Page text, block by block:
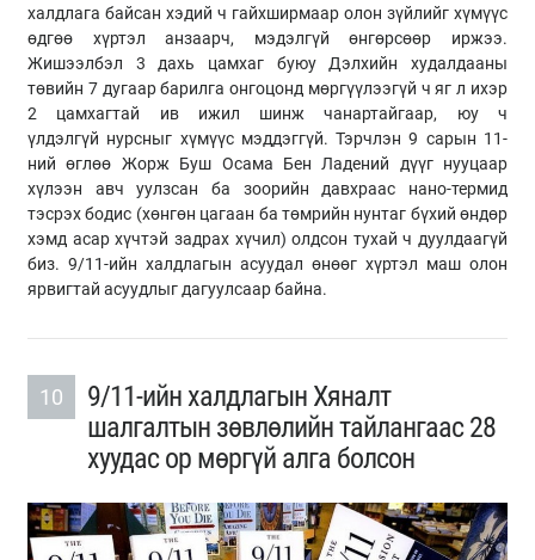
халдлага байсан хэдий ч гайхширмаар олон зүйлийг хүмүүс
өдгөө хүртэл анзаарч, мэдэлгүй өнгөрсөөр иржээ.
Жишээлбэл 3 дахь цамхаг буюу Дэлхийн худалдааны
төвийн 7 дугаар барилга онгоцонд мөргүүлээгүй ч яг л ихэр
2 цамхагтай ивижил шинж чанартайгаар, юу ч
үлдэлгүй нурсныг хүмүүс мэддэггүй. Тэрчлэн 9 сарын 11-
ний өглөө Жорж Буш Осама Бен Ладений дүүг нууцаар
хүлээн авч уулзсан ба зоорийн давхраас нано-термид
тэсрэх бодис (хөнгөн цагаан ба төмрийн нунтаг бүхий өндөр
хэмд асар хүчтэй задрах хүчил) олдсон тухай ч дуулдаагүй
биз. 9/11-ийн халдлагын асуудал өнөөг хүртэл маш олон
ярвигтай асуудлыг дагуулсаар байна.
10
9/11-ийн халдлагын Хяналт
шалгалтын зөвлөлийн тайлангаас 28
хуудас ор мөргүй алга болсон